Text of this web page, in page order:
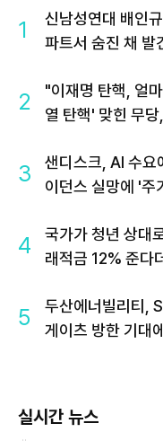
1
신남성연대 배인
파트서 숨진 채 발
2
"이재명 탄핵, 얼
열 탄핵' 맞힌 무
3
샌디스크, AI 수
이던스 실망에 '주
4
국가가 청년 상대
래적금 12% 준다
5
두산에너빌리티,
게이츠 방한 기대
실시간 뉴스